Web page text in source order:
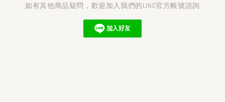
如有其他商品疑問，歡迎加入我們的LINE官方帳號諮詢